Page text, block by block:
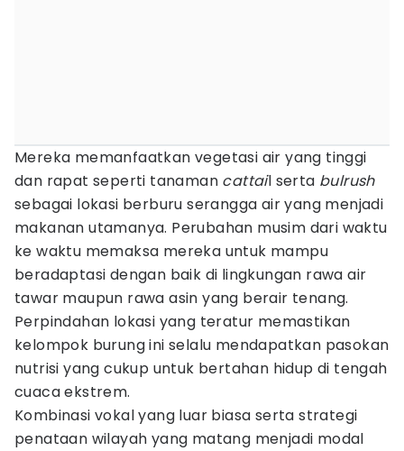
Mereka memanfaatkan vegetasi air yang tinggi
dan rapat seperti tanaman cattail serta bulrush
sebagai lokasi berburu serangga air yang menjadi
makanan utamanya. Perubahan musim dari waktu
ke waktu memaksa mereka untuk mampu
beradaptasi dengan baik di lingkungan rawa air
tawar maupun rawa asin yang berair tenang.
Perpindahan lokasi yang teratur memastikan
kelompok burung ini selalu mendapatkan pasokan
nutrisi yang cukup untuk bertahan hidup di tengah
cuaca ekstrem.
Kombinasi vokal yang luar biasa serta strategi
penataan wilayah yang matang menjadi modal